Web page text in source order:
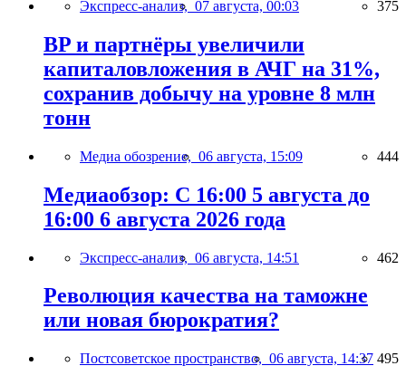
Экспресс-анализ, 07 августа, 00:03 375
BP и партнёры увеличили
капиталовложения в АЧГ на 31%,
сохранив добычу на уровне 8 млн
тонн
Медиа обозрение, 06 августа, 15:09 444
Медиаобзор: С 16:00 5 августа до
16:00 6 августа 2026 года
Экспресс-анализ, 06 августа, 14:51 462
Революция качества на таможне
или новая бюрократия?
Постсоветское пространство, 06 августа, 14:37 495